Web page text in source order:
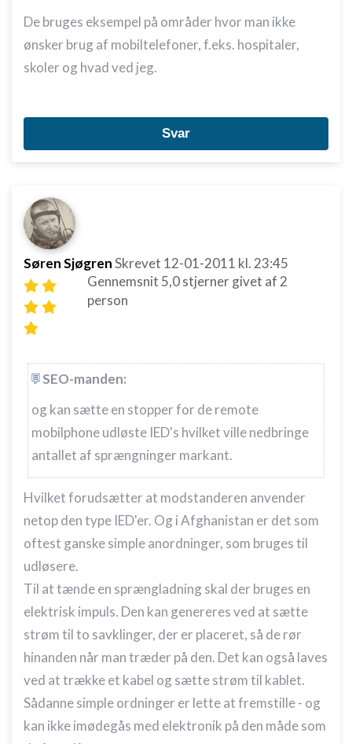
De bruges eksempel på områder hvor man ikke
ønsker brug af mobiltelefoner, f.eks. hospitaler,
skoler og hvad ved jeg.
Svar
Søren SjøgrenSkrevet 12-01-2011 kl. 23:45
Gennemsnit 5,0stjerner givet af 2
person
SEO-manden:
og kan sætte en stopper for de remote
mobilphone udløste IED's hvilket ville nedbringe
antallet af sprængninger markant.
Hvilket forudsætter at modstanderen anvender
netop den type IED'er. Og i Afghanistan er det som
oftest ganske simple anordninger, som bruges til
udløsere.
Til at tænde en sprængladning skal der bruges en
elektrisk impuls. Den kan genereres ved at sætte
strøm til to savklinger, der er placeret, så de rør
hinanden når man træder på den. Det kan også laves
ved at trække et kabel og sætte strøm til kablet.
Sådanne simple ordninger er lette at fremstille - og
kan ikke imødegås med elektronik på den måde som